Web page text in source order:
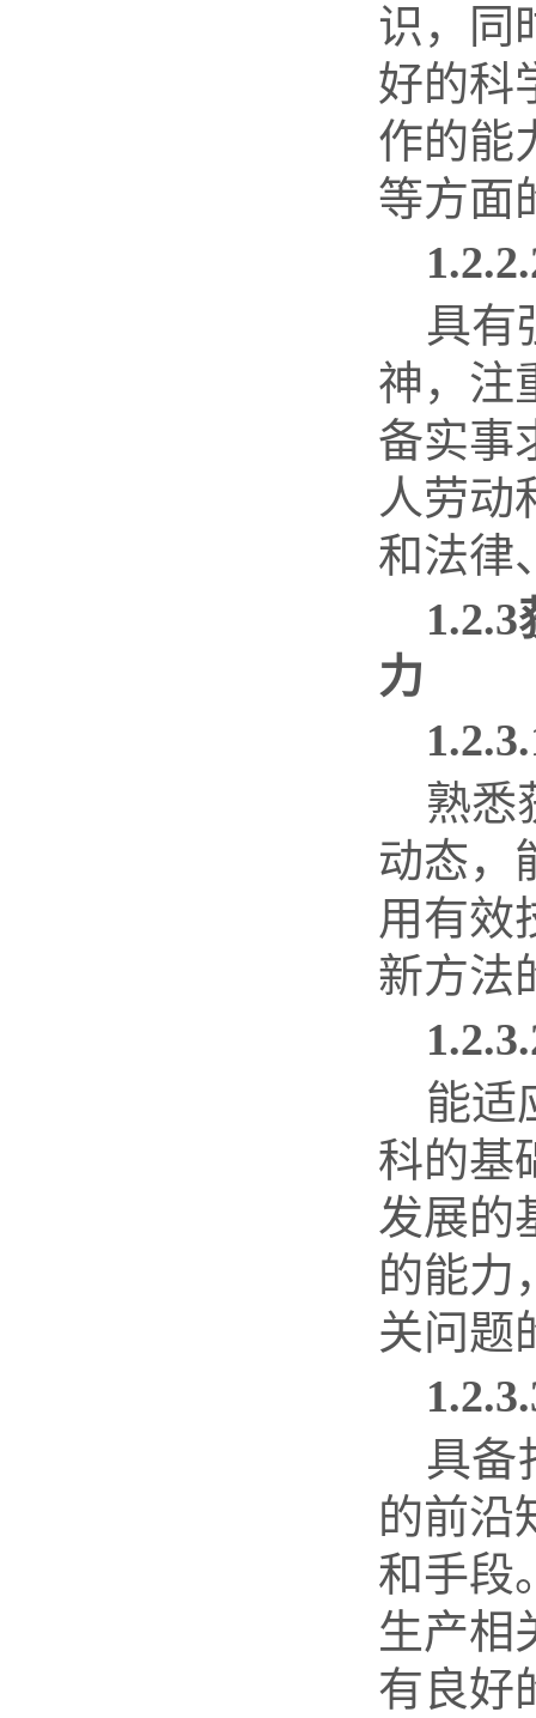
识，同
好的科
作的能
等方面
具有
神，注
备实事
人劳动
和法律
1.2.3
力
熟悉
动态，
用有效
新方法
能适
科的基
发展的
的能力
关问题
具备
的前沿
和手段
生产相
有良好